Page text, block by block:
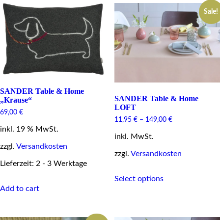
The
may
be
on
product
variants.
The
options
may
be
chosen
SANDER Table & Home
„Krause“
69,00 €
inkl. 19 % MwSt.
zzgl. Versandkosten
Lieferzeit: 2 - 3 Werktage
Add to cart
Sale!
SANDER Table & Home
LOFT
11,95 €– 149,00 €
inkl. MwSt.
zzgl. Versandkosten
Select optionsproduct
The